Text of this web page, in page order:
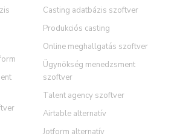
Casting adatbázis szoftver
Produkciós casting
Online meghallgatás szoftver
Ügynökség menedzsment
szoftver
Talent agency szoftver
Airtable alternatív
Jotform alternatív